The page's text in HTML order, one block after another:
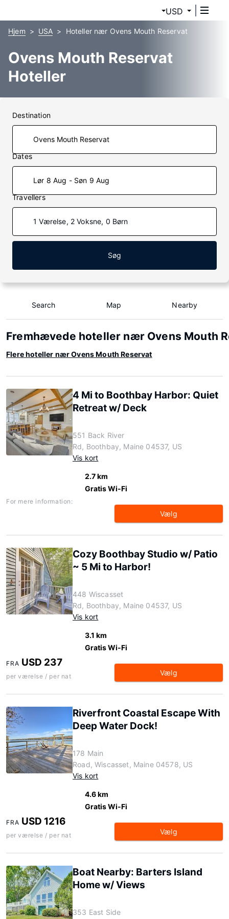
USD
Hjem USA Hoteller nær Ovens Mouth Reservat
Ovens Mouth Reservat
Hoteller
Destination
Dates
Lør 8 Aug - Søn 9 Aug
Travellers
1 Værelse, 2 Voksne, 0 Børn
Søg
Search Map Nearby
Fremhævede hoteller nær Ovens Mouth
Flere hoteller nær Ovens Mouth Reservat
4 Mi to Boothbay Harbor: Quiet
Retreat w/ Deck
551 Back River
Rd, Boothbay, Maine 04537, US
Vis kort
2.7 km
Gratis Wi-Fi
For mere information:
Vælg
Cozy Boothbay Studio w/ Patio
~ 5 Mi to Harbor!
448 Wiscasset
Rd, Boothbay, Maine 04537, US
Vis kort
3.1 km
Gratis Wi-Fi
FRA USD 237
per værelse / per nat Vælg
Riverfront Coastal Escape With
Deep Water Dock!
178 Main
Road, Wiscasset, Maine 04578, US
Vis kort
4.6 km
Gratis Wi-Fi
FRA USD 1216
per værelse / per nat Vælg
Boat Nearby: Barters Island
Home w/ Views
353 East Side